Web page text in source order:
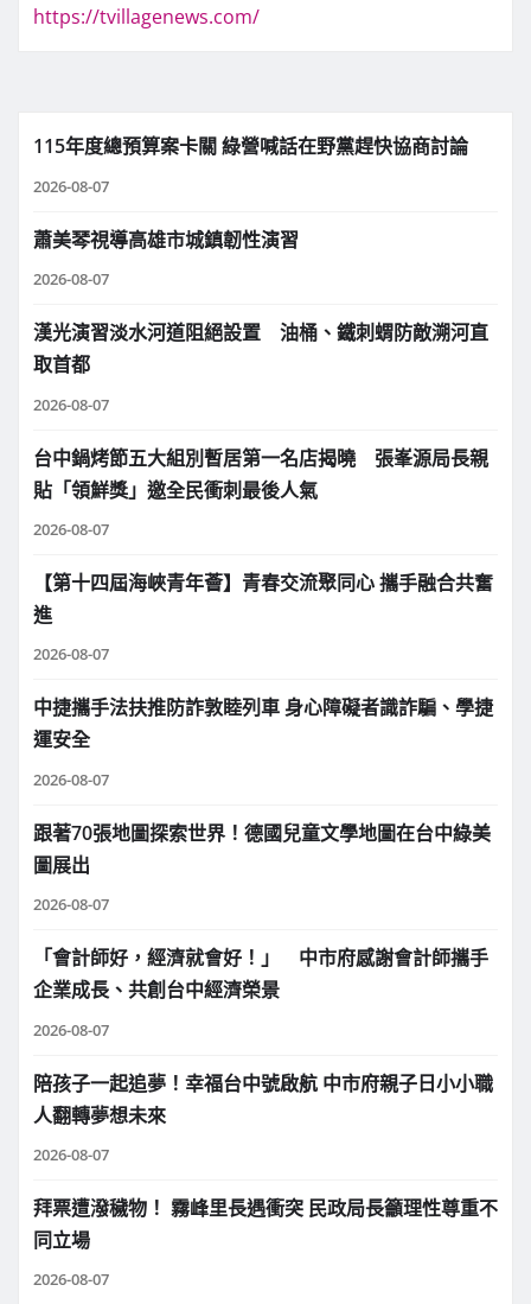
https://tvillagenews.com/
115年度總預算案卡關 綠營喊話在野黨趕快協商討論
2026-08-07
蕭美琴視導高雄市城鎮韌性演習
2026-08-07
漢光演習淡水河道阻絕設置 油桶、鐵刺蝟防敵溯河直
取首都
2026-08-07
台中鍋烤節五大組別暫居第一名店揭曉 張峯源局長親
貼「領鮮獎」邀全民衝刺最後人氣
2026-08-07
【第十四屆海峽青年薈】青春交流聚同心 攜手融合共奮
進
2026-08-07
中捷攜手法扶推防詐敦睦列車 身心障礙者識詐騙、學捷
運安全
2026-08-07
跟著70張地圖探索世界！德國兒童文學地圖在台中綠美
圖展出
2026-08-07
「會計師好，經濟就會好！」 中市府感謝會計師攜手
企業成長、共創台中經濟榮景
2026-08-07
陪孩子一起追夢！幸福台中號啟航 中市府親子日小小職
人翻轉夢想未來
2026-08-07
拜票遭潑穢物！ 霧峰里長遇衝突 民政局長籲理性尊重不
同立場
2026-08-07